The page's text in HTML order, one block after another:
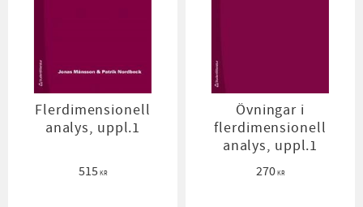
Flerdimensionell
analys, uppl.1
515 KR
Övningar i
flerdimensionell
analys, uppl.1
270KR